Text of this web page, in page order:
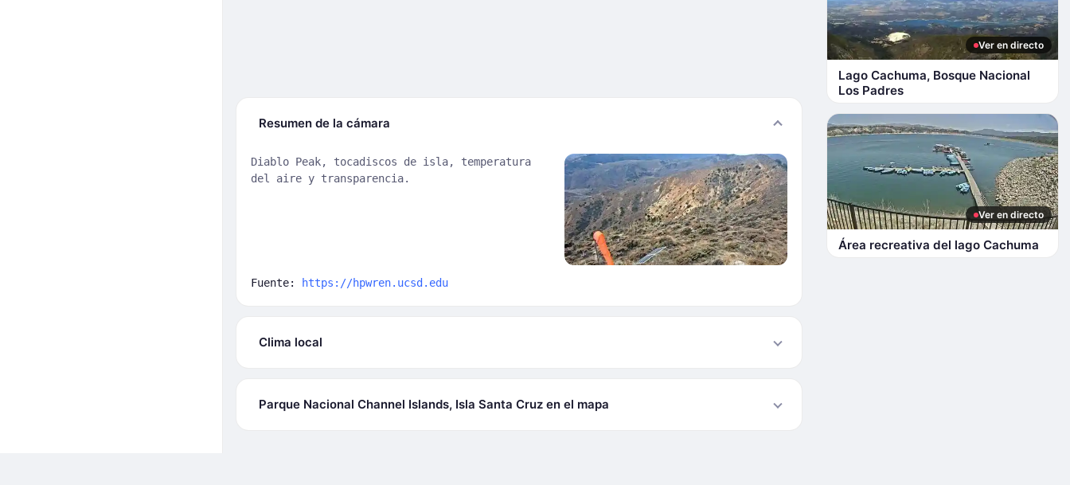
Resumen de la cámara
Diablo Peak, tocadiscos de isla, temperatura
del aire y transparencia.
Fuente: https://hpwren.ucsd.edu
Clima local
Parque Nacional Channel Islands, Isla Santa Cruz en el mapa
Ver en directo
Lago Cachuma, Bosque Nacional
Los Padres
Ver en directo
Área recreativa del lago Cachuma